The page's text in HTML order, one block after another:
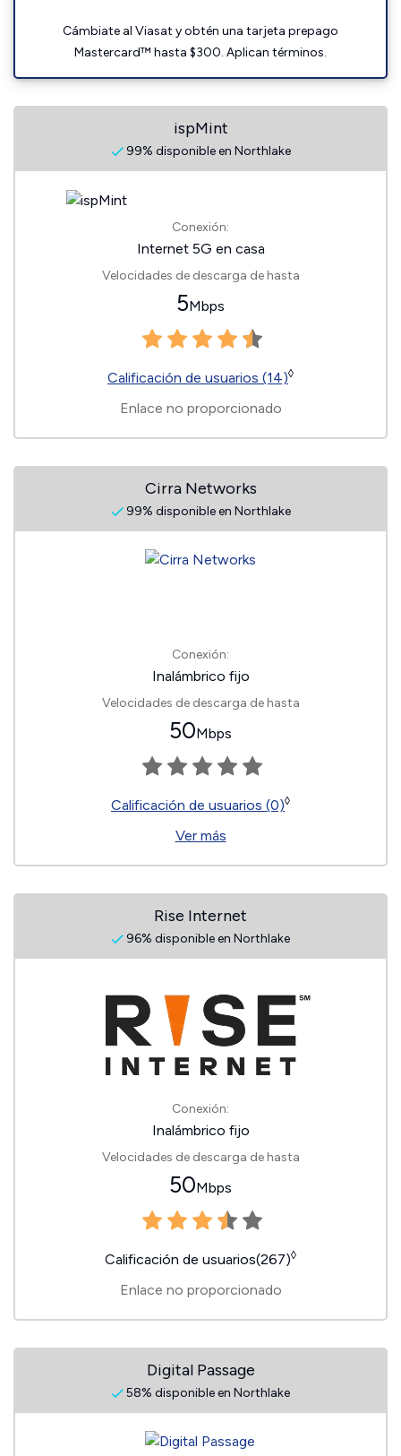
Cámbiate al Viasat y obtén una tarjeta prepago
Mastercard™ hasta $300. Aplican términos.
ispMint
99% disponible en Northlake
Conexión:
Internet 5G en casa
Velocidades de descarga de hasta
5Mbps
Calificación de usuarios (14)◊
Enlace no proporcionado
Cirra Networks
99% disponible en Northlake
Conexión:
Inalámbrico fijo
Velocidades de descarga de hasta
50Mbps
Calificación de usuarios (0)◊
Ver más
Rise Internet
96% disponible en Northlake
Conexión:
Inalámbrico fijo
Velocidades de descarga de hasta
50Mbps
Calificación de usuarios(267)◊
Enlace no proporcionado
Digital Passage
58% disponible en Northlake